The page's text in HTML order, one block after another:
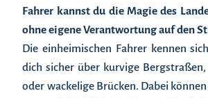
Fahrer kannst du die Magie des
ohne eigene Verantwortung auf den
Die einheimischen Fahrer kennen
dich sicher über kurvige
oder wackelige Brücken. Dabei